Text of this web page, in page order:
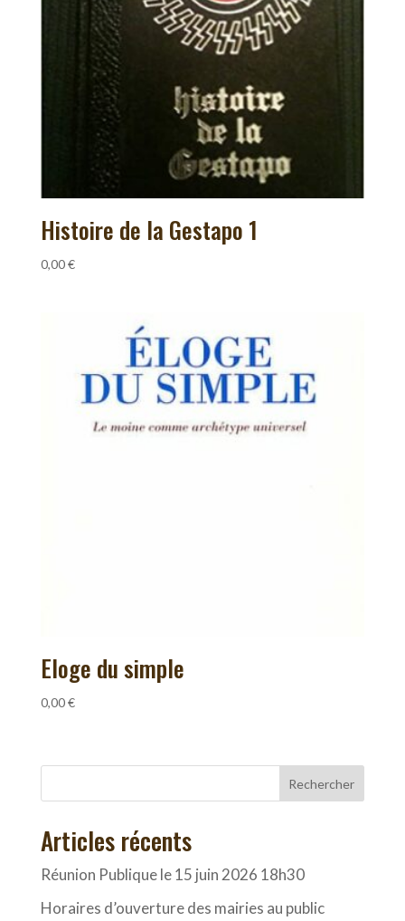
Histoire de la Gestapo 1
0,00€
Eloge du simple
0,00€
Rechercher
Articles récents
Réunion Publique le 15 juin 2026 18h30
Horaires d’ouverture des mairies au public